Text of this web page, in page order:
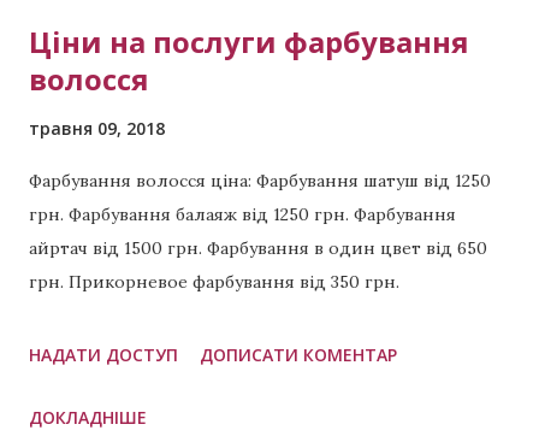
Ціни на послуги фарбування
волосся
травня 09, 2018
Фарбування волосся ціна: Фарбування шатуш від 1250
грн. Фарбування балаяж від 1250 грн. Фарбування
айртач від 1500 грн. Фарбування в один цвет від 650
грн. Прикорневое фарбування від 350 грн.
виконаних робіт: Холодний шатен Карамельний
волосся Холодний каштан Рубіновий колір волосся
НАДАТИ ДОСТУП ДОПИСАТИ КОМЕНТАР
ДОКЛАДНІШЕ